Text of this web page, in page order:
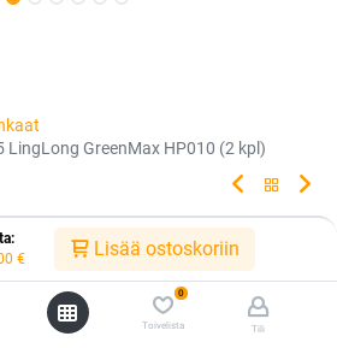
€ Lisää ostoskoriin
0
Toivelista Tili
LingLong GreenMax HP010 (2 kpl)
55r15 LingLong
(2 kpl)